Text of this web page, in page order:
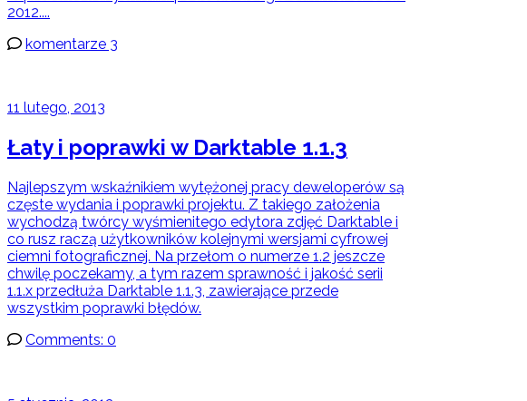
2012....
komentarze 3
11 lutego, 2013
Łaty i poprawki w Darktable 1.1.3
Najlepszym wskaźnikiem wytężonej pracy deweloperów są
częste wydania i poprawki projektu. Z takiego założenia
wychodzą twórcy wyśmienitego edytora zdjęć Darktable i
co rusz raczą użytkowników kolejnymi wersjami cyfrowej
ciemni fotograficznej. Na przełom o numerze 1.2 jeszcze
chwilę poczekamy, a tym razem sprawność i jakość serii
1.1.x przedłuża Darktable 1.1.3, zawierające przede
wszystkim poprawki błędów.
Comments: 0